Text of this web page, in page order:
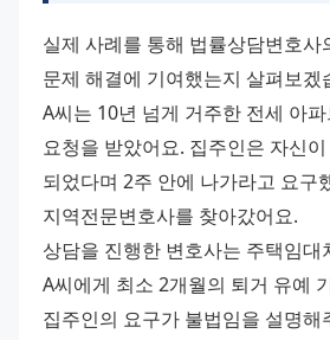
실제 사례를 통해 법률상담변호사
문제 해결에 기여했는지 살펴보겠
A씨는 10년 넘게 거주한 전세 아
요청을 받았어요. 집주인은 자신
되었다며 2주 안에 나가라고 요구
지역전문변호사를 찾아갔어요.
상담을 진행한 변호사는 주택임대
A씨에게 최소 2개월의 퇴거 유예
집주인의 요구가 불법임을 설명해